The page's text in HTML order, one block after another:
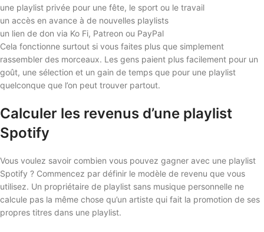
une playlist privée pour une fête, le sport ou le travail
un accès en avance à de nouvelles playlists
un lien de don via Ko Fi, Patreon ou PayPal
Cela fonctionne surtout si vous faites plus que simplement
rassembler des morceaux. Les gens paient plus facilement pour un
goût, une sélection et un gain de temps que pour une playlist
quelconque que l’on peut trouver partout.
Calculer les revenus d’une playlist
Spotify
Vous voulez savoir combien vous pouvez gagner avec une playlist
Spotify ? Commencez par définir le modèle de revenu que vous
utilisez. Un propriétaire de playlist sans musique personnelle ne
calcule pas la même chose qu’un artiste qui fait la promotion de ses
propres titres dans une playlist.